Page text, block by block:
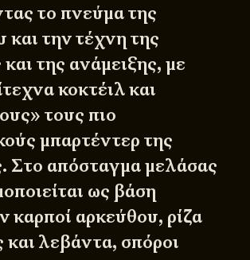
το πνεύμα της
την τέχνη της
της ανάμειξης, με
κοκτέιλ και
τους πιο
μπαρτέντερ της
Στο απόσταγμα μελάσας
ως βάση
καρποί αρκεύθου, ρίζα
λεβάντα, σπόροι